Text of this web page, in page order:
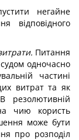
негайне
відповідного
Питання
одночасно
частині
витрат та як
резолютивній
чию користь
може бути
про розподіл